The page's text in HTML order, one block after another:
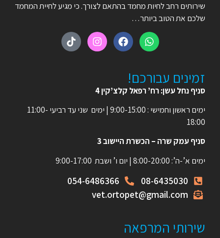
שירותים רחב לחיות מחמד בהתאם לצורך. כי מגיע לחיית המחמד
שלכם את הטוב ביותר…
זמינים עבורכם!
סניף נחל עשן: רח’ רפאל קלצ’קין 4
ימים ראשון וחמישי : 9:00-15:00 | ימים שני עד רביעי 11:00-
18:00
סניף עמק שרה – הכשרת היישוב 3
ימים א’-ה’: 8:00-20:00 | יום ו’ ושבת 9:00-17:00
08-6435030
054-6486366
vet.ortopet@gmail.com
שירותי המרפאה